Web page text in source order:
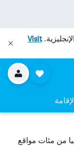
Visit
من مئات مواقع